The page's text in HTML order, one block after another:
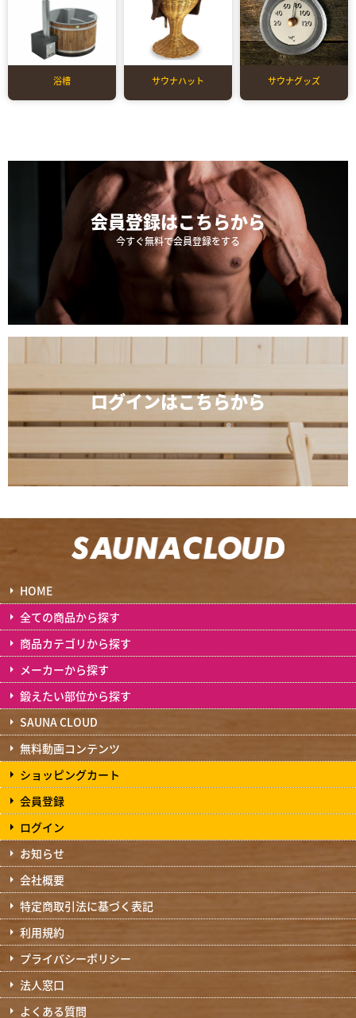
浴槽 サウナハット サウナグッズ
会員登録はこちらから
今すぐ無料で会員登録をする
ログインはこちらから
HOME
全ての商品から探す
商品カテゴリから探す
メーカーから探す
鍛えたい部位から探す
SAUNA CLOUD
無料動画コンテンツ
ショッピングカート
会員登録
ログイン
お知らせ
会社概要
特定商取引法に基づく表記
利用規約
プライバシーポリシー
法人窓口
よくある質問